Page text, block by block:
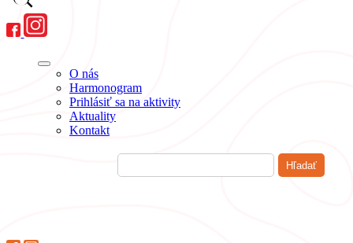
O nás
Harmonogram
Prihlásiť sa na aktivity
Aktuality
Kontakt